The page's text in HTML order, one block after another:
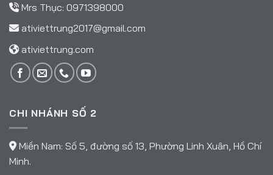
Mrs Thục: 0971398000
ativiettrung2017@gmail.com
ativiettrung.com
CHI NHÁNH SỐ 2
Miền Nam: Số 5, đường số 13, Phường Linh Xuân, Hồ Chí
Minh.